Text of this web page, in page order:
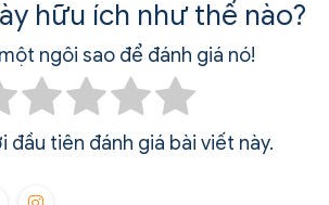
hữu ích như thế nào?
ngôi sao để đánh giá nó!
đầu tiên đánh giá bài viết này.